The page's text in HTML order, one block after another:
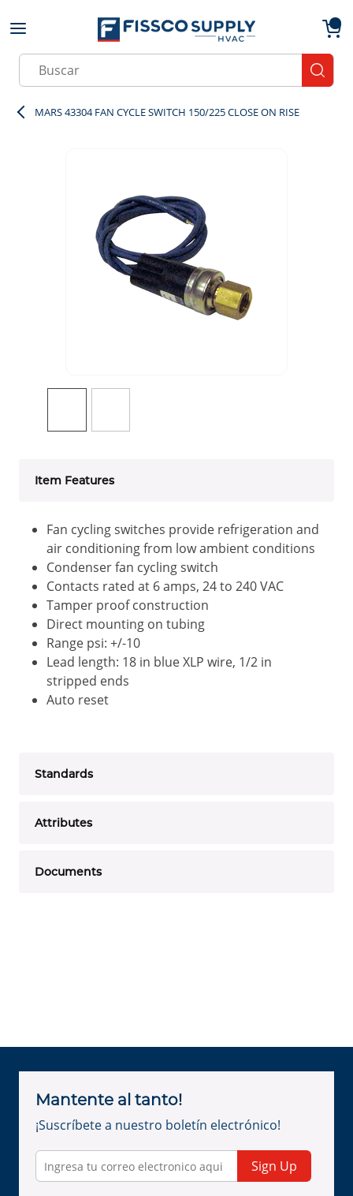
Skip to main content
Site Search
MARS 43304 FAN CYCLE SWITCH 150/225 CLOSE ON RISE
Item Features
Fan cycling switches provide refrigeration and
air conditioning from low ambient conditions
Condenser fan cycling switch
Contacts rated at 6 amps, 24 to 240 VAC
Tamper proof construction
Direct mounting on tubing
Range psi: +/-10
Lead length: 18 in blue XLP wire, 1/2 in
stripped ends
Auto reset
Standards
Attributes
Documents
Mantente al tanto!
¡Suscríbete a nuestro boletín electrónico!
Sign Up